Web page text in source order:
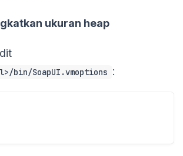
ukuran heap
bin/SoapUI.vmoptions :